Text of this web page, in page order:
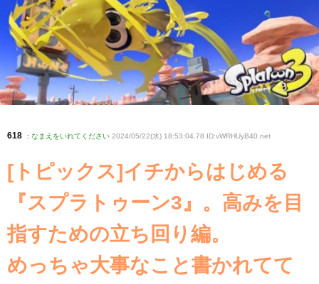
618 : なまえをいれてください 2024/05/22(水) 18:53:04.78 ID:vWRHUyB40 .net
[トピックス]イチからはじめる
『スプラトゥーン3』。高みを目
指すための立ち回り編。
めっちゃ大事なこと書かれてて